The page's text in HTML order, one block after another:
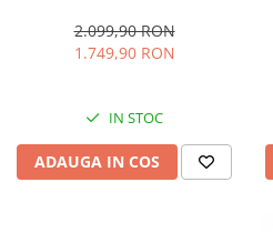
LED, H 141 cm, Negru
2.099,90 RON
1.749,90 RON
IN STOC
ADAUGA IN COS